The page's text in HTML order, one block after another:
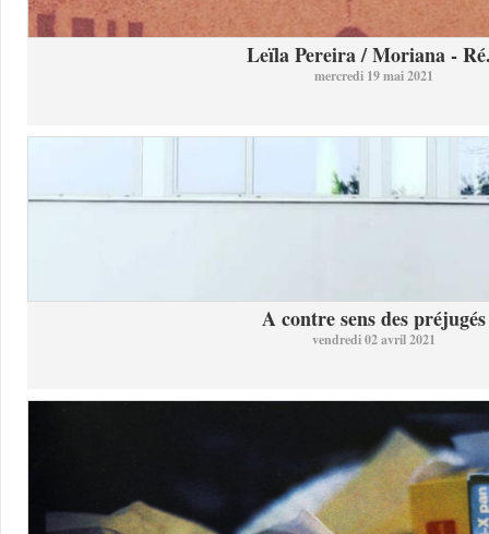
Leïla Pereira / Moriana -
mercredi 19 mai 2021
A contre sens des préjugés
vendredi 02 avril 2021